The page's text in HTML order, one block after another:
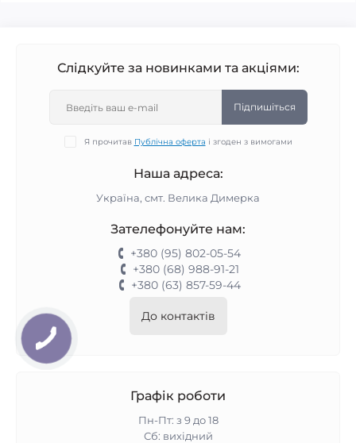
Слідкуйте за новинками та акціями:
Підпишіться
Я прочитав Публічна оферта і згоден з вимогами
Наша адреса:
Україна, смт. Велика Димерка
Зателефонуйте нам:
+380 (95) 802-05-54
+380 (68) 988-91-21
+380 (63) 857-59-44
До контактів
Графік роботи
Пн-Пт: з 9 до 18
Сб: вихідний